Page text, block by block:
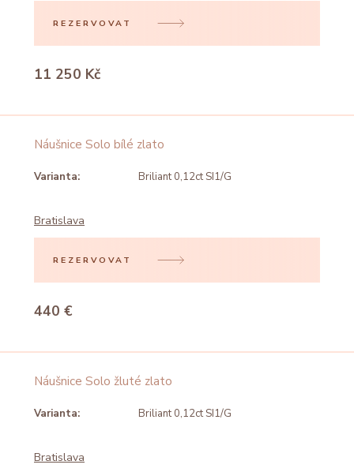
REZERVOVAT
11 250 Kč
Náušnice Solo bílé zlato
Varianta: Briliant 0,12ct SI1/G
Bratislava
REZERVOVAT
440 €
Náušnice Solo žluté zlato
Varianta: Briliant 0,12ct SI1/G
Bratislava